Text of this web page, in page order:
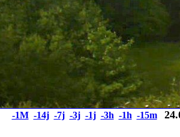
-1M -14j -7j -3j -1j -3h -1h -15m